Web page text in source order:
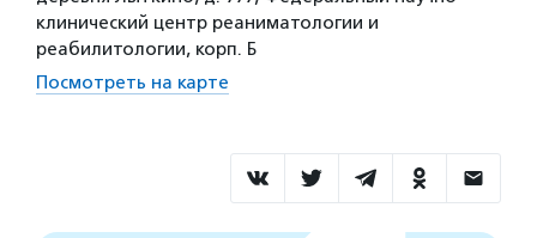
клинический центр реаниматологии и
реабилитологии, корп. Б
Посмотреть на карте